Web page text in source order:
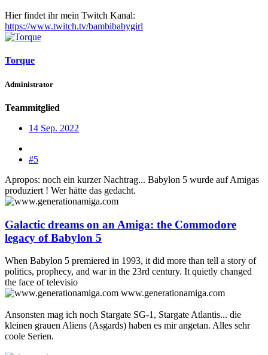
Hier findet ihr mein Twitch Kanal:
https://www.twitch.tv/bambibabygirl
Torque
Administrator
Teammitglied
14 Sep. 2022
#5
Apropos: noch ein kurzer Nachtrag... Babylon 5 wurde auf Amigas
produziert ! Wer hätte das gedacht.
Galactic dreams on an Amiga: the Commodore
legacy of Babylon 5
When Babylon 5 premiered in 1993, it did more than tell a story of
politics, prophecy, and war in the 23rd century. It quietly changed
the face of televisio
www.generationamiga.com
Ansonsten mag ich noch Stargate SG-1, Stargate Atlantis... die
kleinen grauen Aliens (Asgards) haben es mir angetan. Alles sehr
coole Serien.